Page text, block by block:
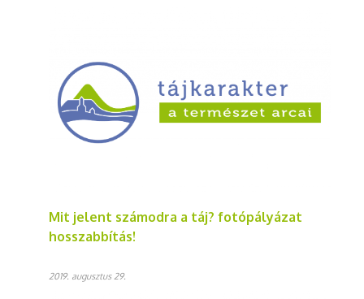
Mit jelent számodra a táj? fotópályázat
hosszabbítás!
2019. augusztus 29.